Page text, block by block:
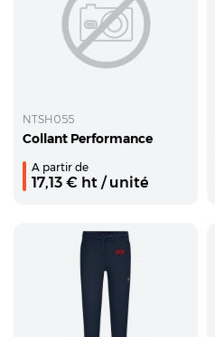
NTSH055
Collant Performance
A partir de
17,13 € ht / unité